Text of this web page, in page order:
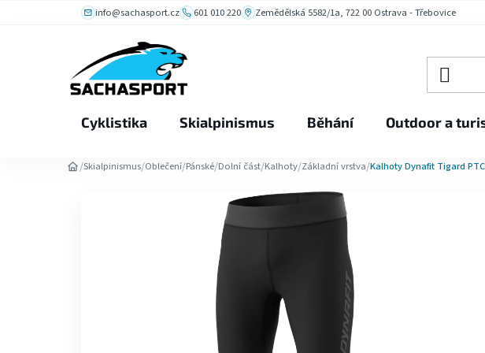
info@sachasport.cz 601 010 220 Zemědělská 5582/1a, 722 00 Ostrava - Třebovice
Cyklistika Skialpinismus Běhání Outdoor a
/Skialpinismus/Oblečení/Pánské/Dolní část/Kalhoty/Základní vrstva/Kalhoty Dynafit Tigard